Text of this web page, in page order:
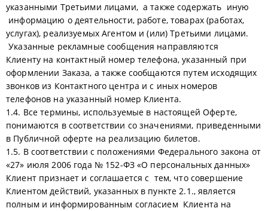
указанными Третьими лицами, а также содержать иную
информацию о деятельности, работе, товарах (работах,
услугах), реализуемых Агентом и (или) Третьими лицами.
Указанные рекламные сообщения направляются
Клиенту на контактный номер телефона, указанный при
оформлении Заказа, а также сообщаются путем исходящих
звонков из Контактного центра и с иных номеров
телефонов на указанный номер Клиента.
1.4. Все термины, используемые в настоящей Оферте,
понимаются в соответствии со значениями, приведенными
в Публичной оферте на реализацию билетов.
1.5. В соответствии с положениями Федерального закона от
«27» июля 2006 года № 152-ФЗ «О персональных данных»
Клиент признает и соглашается с тем, что совершение
Клиентом действий, указанных в пункте 2.1., является
полным и информированным согласием Клиента на